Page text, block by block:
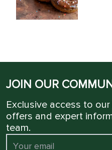
JOIN OUR
Exclusive access to
offers and expert
team.